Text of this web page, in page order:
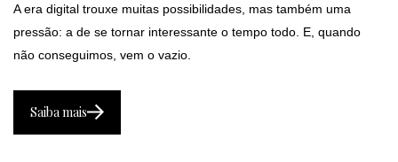
A era digital trouxe muitas possibilidades, mas também uma
pressão: a de se tornar interessante o tempo todo. E, quando
não conseguimos, vem o vazio.
Saiba mais